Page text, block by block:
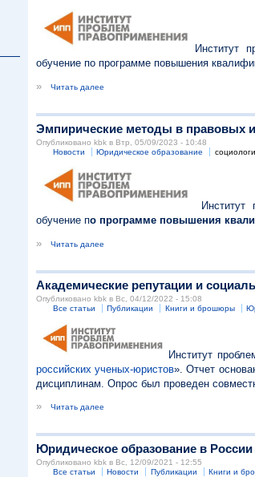
Институт
обучение по программе повышения
»
Читать далее
Эмпирические методы в правовых
Опубликовано kbk в Втр, 05/09/2023 - 10:48
Новости
Юридическое образование
Институт
обучение по программе повышения
»
Читать далее
Академические репутации и
Опубликовано kbk в Вс, 04/12/2022 - 15:08
Все статьи
Публикации Книги и брошюры
Институт
российских ученых-юристов». Отчет
дисциплинам. Опрос был проведен
»
Читать далее
Юридическое образование в
Опубликовано kbk в Вс, 12/09/2021 - 12:55
Все статьи
Новости Публикации Книги и